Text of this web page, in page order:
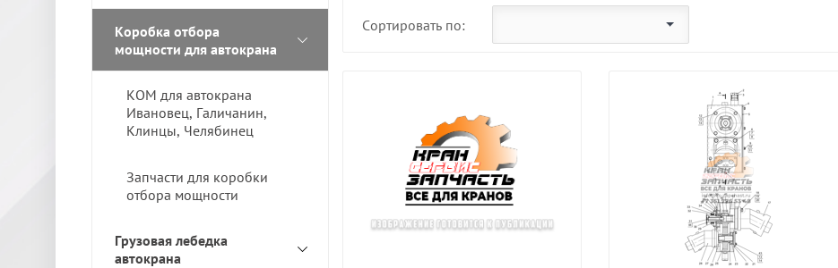
Коробка отбора
мощности для автокрана
КОМ для автокрана
Ивановец, Галичанин,
Клинцы, Челябинец
Запчасти для коробки
отбора мощности
Грузовая лебедка
автокрана
Сортировать по: